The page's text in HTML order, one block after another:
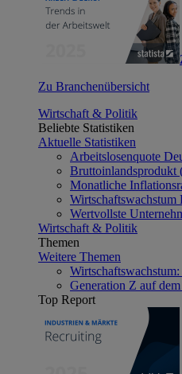
Zu Branchenübersicht
Wirtschaft & Politik
Beliebte Statistiken
Aktuelle Statistiken
Arbeitslosenquote
Bruttoinlandsprodukt
Monatliche
Wirtschaftswachstum
Wertvollste
Wirtschaft & Politik
Themen
Weitere Themen
Generation Z auf
Top Report